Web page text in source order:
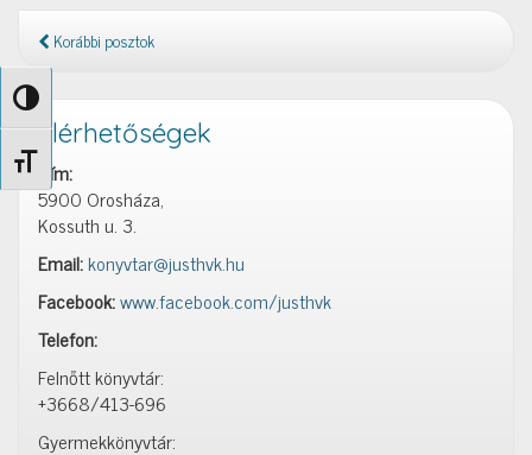
Nagy kontraszt váltása
Betűméret váltása
Podcast
2025.
09.
10.
Korábbi posztok
Elérhetőségek
Cím:
5900 Orosháza,
Kossuth u. 3.
Email:konyvtar@justhvk.hu
Facebook:www.facebook.com/justhvk
Telefon:
Felnőtt könyvtár:
+3668/413-696
Gyermekkönyvtár: